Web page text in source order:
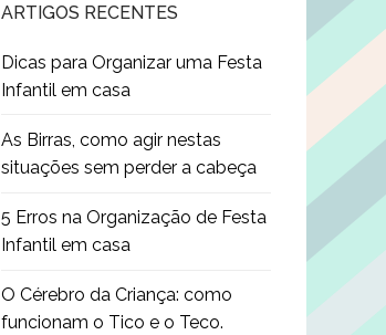
ARTIGOS RECENTES
Dicas para Organizar uma Festa
Infantil em casa
As Birras, como agir nestas
situações sem perder a cabeça
5 Erros na Organização de Festa
Infantil em casa
O Cérebro da Criança: como
funcionam o Tico e o Teco.